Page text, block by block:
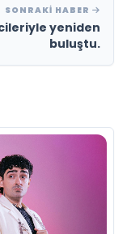
SONRAKI HABER
yeniden
buluştu.